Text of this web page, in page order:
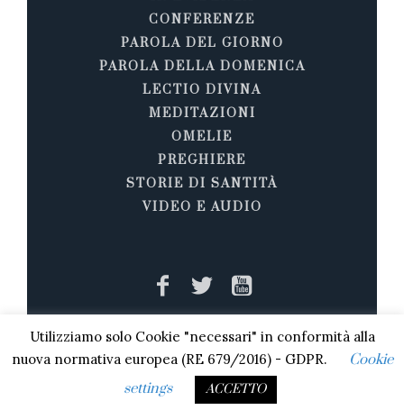
CONFERENZE
PAROLA DEL GIORNO
PAROLA DELLA DOMENICA
LECTIO DIVINA
MEDITAZIONI
OMELIE
PREGHIERE
STORIE DI SANTITÀ
VIDEO E AUDIO
Il materiale fotografico, ove non dichiarata
la dicitura di copyright e i diritti di utilizzo, è
stato in buona fede ritenuto di pubblico
Utilizziamo solo Cookie "necessari" in conformità alla
nuova normativa europea (RE 679/2016) - GDPR.
Cookie
settings
ACCETTO